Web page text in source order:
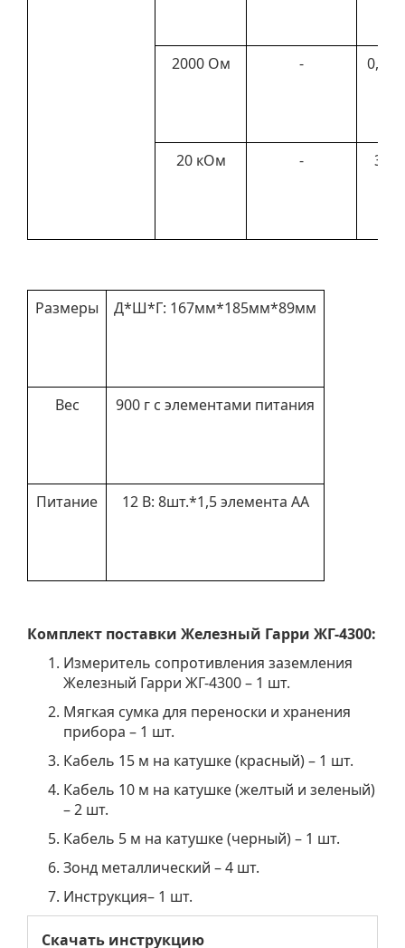
2000 Ом -
0,3 –
20 кОм -
3 –
Размеры Д*Ш*Г: 167мм*185мм*89мм
Вес 900 г с элементами питания
Питание 12 В: 8шт.*1,5 элемента АА
Комплект поставки Железный Гарри ЖГ-4300:
Измеритель сопротивления заземления
Железный Гарри ЖГ-4300 – 1 шт.
Мягкая сумка для переноски и хранения
прибора – 1 шт.
Кабель 15 м на катушке (красный) – 1 шт.
Кабель 10 м на катушке (желтый и зеленый)
– 2 шт.
Кабель 5 м на катушке (черный) – 1 шт.
Зонд металлический – 4 шт.
Инструкция– 1 шт.
Скачать инструкцию